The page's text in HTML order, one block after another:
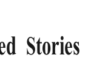
Stories